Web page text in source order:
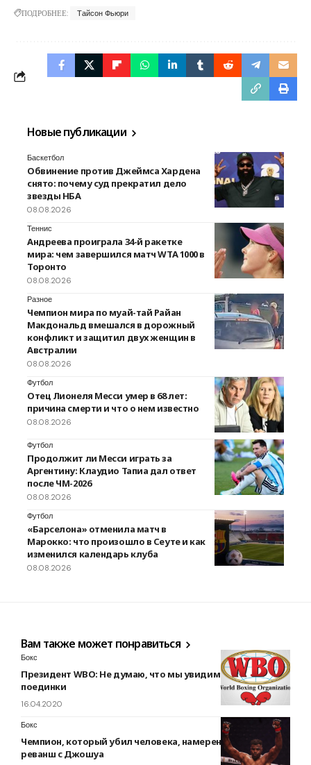
ПОДРОБНЕЕ: Тайсон Фьюри
Новые публикации
Баскетбол
Обвинение против Джеймса Хардена
снято: почему суд прекратил дело
звезды НБА
08.08.2026
Теннис
Андреева проиграла 34-й ракетке
мира: чем завершился матч WTA 1000 в
Торонто
08.08.2026
Разное
Чемпион мира по муай-тай Райан
Макдональд вмешался в дорожный
конфликт и защитил двух женщин в
Австралии
08.08.2026
Футбол
Отец Лионеля Месси умер в 68 лет:
причина смерти и что о нем известно
08.08.2026
Футбол
Продолжит ли Месси играть за
Аргентину: Клаудио Тапиа дал ответ
после ЧМ-2026
08.08.2026
Футбол
«Барселона» отменила матч в
Марокко: что произошло в Сеуте и как
изменился календарь клуба
08.08.2026
Вам также может понравиться
Бокс
Президент WBO: Не думаю, что мы увидим громкие
поединки
16.04.2020
Бокс
Чемпион, который убил человека, намерен провести
реванш с Джошуа